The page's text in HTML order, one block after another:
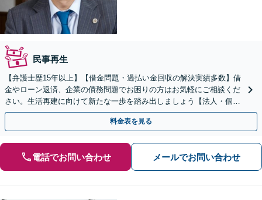
民事再生
【弁護士歴15年以上】【借金問題・過払い金回収の解決実績多数】借
金やローン返済、企業の債務問題でお困りの方はお気軽にご相談くだ
さい。生活再建に向けて新たな一歩を踏み出しましょう【法人・個人
対応OK】【相談料無料】
料金表を見る
電話でお問い合わせ メールでお問い合わせ